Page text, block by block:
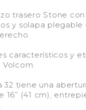
trasero Stone
y solapa plegable
característicos y
Volcom.
32 tiene una
16” (41 cm),